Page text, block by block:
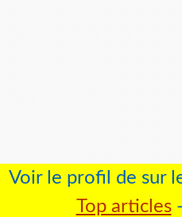
Voir le profil de sur
Top articles